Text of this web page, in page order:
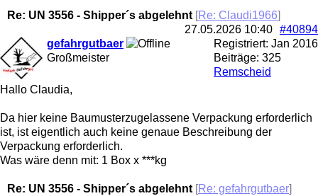
Re: UN 3556 - Shipper´s abgelehnt [Re: Claudi1966]
#40894
27.05.2026 10:40
Registriert: Jan 2016
Beiträge: 325
Remscheid
gefahrgutbaer
Großmeister
Hallo Claudia,
Da hier keine Baumusterzugelassene Verpackung erforderlich
ist, ist eigentlich auch keine genaue Beschreibung der
Verpackung erforderlich.
Was wäre denn mit: 1 Box x ***kg
Re: UN 3556 - Shipper´s abgelehnt [Re: gefahrgutbaer]